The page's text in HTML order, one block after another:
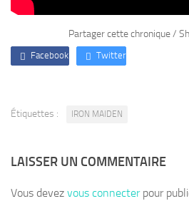
Partager cette chronique /
Facebook Twitter
Étiquettes : IRON MAIDEN
LAISSER UN COMMENTAIRE
Vous devez vous connecterpour